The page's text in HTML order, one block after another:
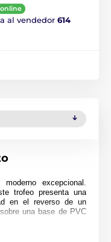
online
al vendedor 614
excepcional.
trofeo presenta una
en el reverso de un
una base de PVC